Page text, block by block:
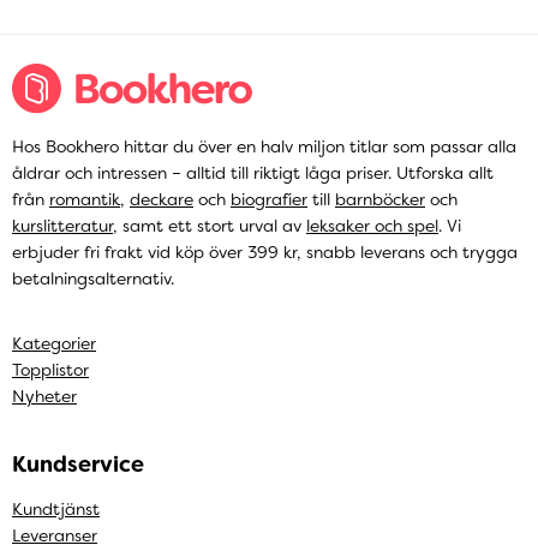
Hos Bookhero hittar du över en halv miljon titlar som passar alla
åldrar och intressen – alltid till riktigt låga priser. Utforska allt
från romantik, deckare och biografier till barnböcker och
kurslitteratur, samt ett stort urval av leksaker och spel. Vi
erbjuder fri frakt vid köp över 399 kr, snabb leverans och trygga
betalningsalternativ.
Kategorier
Topplistor
Nyheter
Kundservice
Kundtjänst
Leveranser